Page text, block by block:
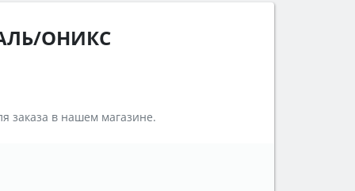
ОНИКС
заказа в нашем магазине.